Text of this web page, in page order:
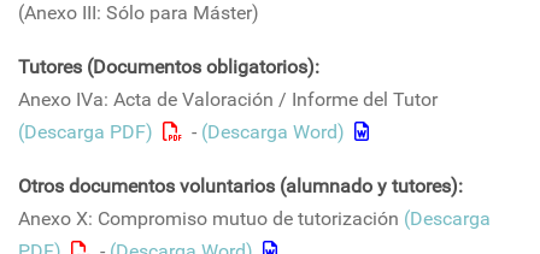
(Anexo III: Sólo para Máster)
Tutores (Documentos obligatorios):
Anexo IVa: Acta de Valoración / Informe del Tutor
(Descarga PDF)
- (Descarga Word)
Otros documentos voluntarios (alumnado y tutores):
Anexo X: Compromiso mutuo de tutorización (Descarga